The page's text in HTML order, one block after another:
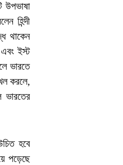
উপভাষা
হিন্দী
থাকেন
এবং ইস্ট
ভারতে
করলে,
ভারতের
হবে
পড়েছে